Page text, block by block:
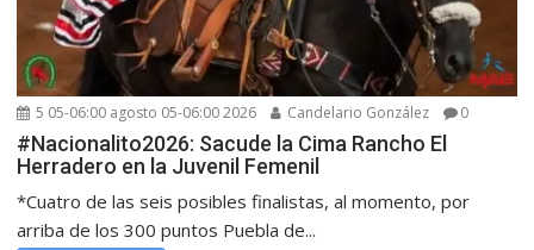
5 05-06:00 agosto 05-06:00 2026 Candelario González 0
#Nacionalito2026: Sacude la Cima Rancho El
Herradero en la Juvenil Femenil
*Cuatro de las seis posibles finalistas, al momento, por
arriba de los 300 puntos Puebla de...